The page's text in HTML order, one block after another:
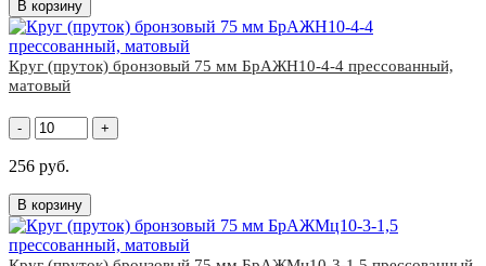
В корзину
Круг (пруток) бронзовый 75 мм БрАЖН10-4-4 прессованный,
матовый
- +
256 руб.
В корзину